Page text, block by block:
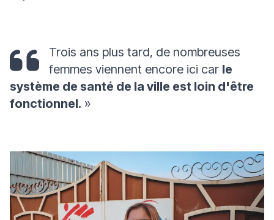
Trois ans plus tard, de nombreuses
femmes viennent encore ici car le
système de santé de la ville est loin d'être
fonctionnel. »